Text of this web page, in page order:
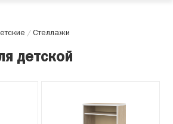
/Стеллажи
детской